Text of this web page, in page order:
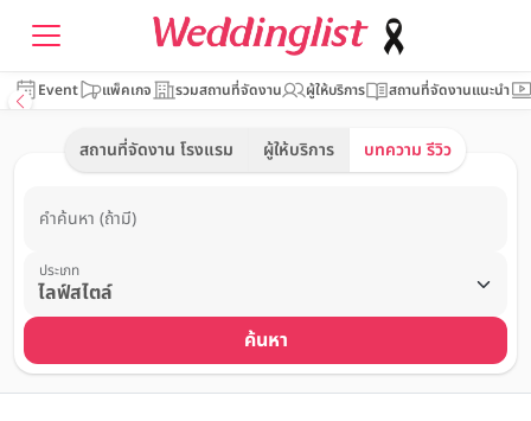
Event แพ็คเกจ รวมสถานที่จัดงาน ผู้ให้บริการ สถานที่จัดงานแนะนำ
สถานที่จัดงาน โรงแรม ผู้ให้บริการ บทความ รีวิว
คำค้นหา (ถ้ามี)
ประเภท
ค้นหา